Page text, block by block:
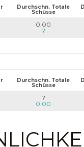
Durchschn. Totale
Schüsse
0.00
?
Durchschn. Totale
Schüsse
?
0.00